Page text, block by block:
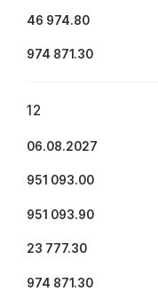
46 974.80
974 871.30
12
06.08.2027
951 093.00
951 093.90
23 777.30
974 871.30